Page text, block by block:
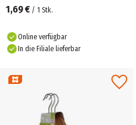
1,69 € / 1 Stk.
Online verfügbar
In die Filiale lieferbar